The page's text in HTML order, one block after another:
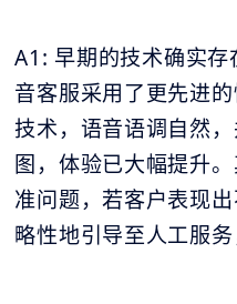
A1: 早期的技术确实
音客服采用了更先进
技术，语音语调自然
图，体验已大幅提升
准问题，若客户表现
略性地引导至人工服务